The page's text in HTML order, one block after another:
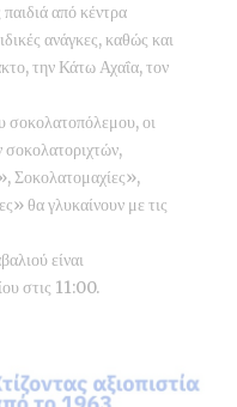
από κέντρα
ανάγκες, καθώς και
την Κάτω Αχαΐα, τον
σοκολατοπόλεμου, οι
Σοκολατομαχίες»,
θα γλυκαίνουν με τις
είναι
στις 11:00.